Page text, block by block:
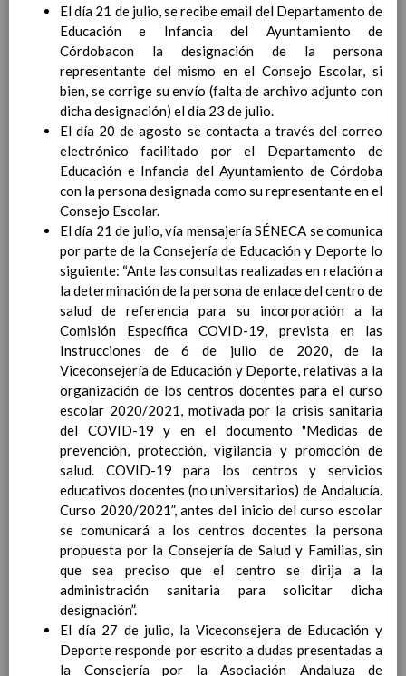
Ãrea I: Conocimiento de sÃ­
mismo y autonomÃ­a
personal
15 noviembre 2019
MetodologÃ­a 15 noviembre 2019
Recursos 15 noviembre 2019
EducaciÃ³n Primaria
CoordinaciÃ³n y concreciÃ³n curricular
Objetivos de la etapa
Ãrea de Lengua Castellana y
Literatura
ContribuciÃ³n del Ã¡rea a
las competencias clave
ConcreciÃ³n curricular
para la etapa. Perfiles de
Ã¡rea y de
competencias
En revisiÃ³n
Ãrea de MatemÃ¡ticas
Objetivos del Ã¡rea
ContribuciÃ³n del Ã¡rea a
las competencias clave
ConcreciÃ³n curricular
para la etapa. Perfiles de
Ã¡rea y de
competencias
En revisiÃ³n
Ãrea de Lengua Extranjera
(inglÃ©s)
Objetivos del Ã¡rea
ContribuciÃ³n del Ã¡rea a
las competencias clave
para la etapa. Perfiles de
Ã¡rea y de
El día 21 de julio, se recibe email del Departamento de
Educación e Infancia del Ayuntamiento de
Córdobacon la designación de la persona
representante del mismo en el Consejo Escolar, si
bien, se corrige su envío (falta de archivo adjunto con
dicha designación) el día 23 de julio.
El día 20 de agosto se contacta a través del correo
electrónico facilitado por el Departamento de
Educación e Infancia del Ayuntamiento de Córdoba
con la persona designada como su representante en el
Consejo Escolar.
El día 21 de julio, vía mensajería SÉNECA se comunica
por parte de la Consejería de Educación y Deporte lo
siguiente: “Ante las consultas realizadas en relación a
la determinación de la persona de enlace del centro de
salud de referencia para su incorporación a la
Comisión Específica COVID-19, prevista en las
Instrucciones de 6 de julio de 2020, de la
Viceconsejería de Educación y Deporte, relativas a la
organización de los centros docentes para el curso
escolar 2020/2021, motivada por la crisis sanitaria
del COVID-19 y en el documento "Medidas de
prevención, protección, vigilancia y promoción de
salud. COVID-19 para los centros y servicios
educativos docentes (no universitarios) de Andalucía.
Curso 2020/2021”, antes del inicio del curso escolar
se comunicará a los centros docentes la persona
propuesta por la Consejería de Salud y Familias, sin
que sea preciso que el centro se dirija a la
administración sanitaria para solicitar dicha
designación”.
El día 27 de julio, la Viceconsejera de Educación y
Deporte responde por escrito a dudas presentadas a
la Consejería por la Asociación Andaluza de